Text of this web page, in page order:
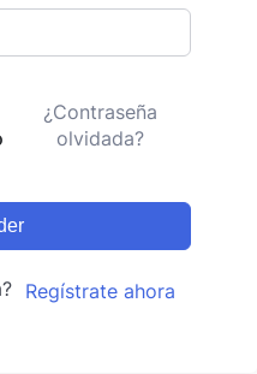
¿Contraseña
olvidada?
Regístrate ahora